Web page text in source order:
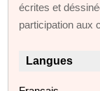
écrites et
participation aux
Langues